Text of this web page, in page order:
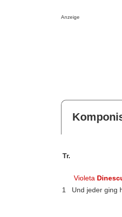
Anzeige
Tr.
Violeta
1
Und jeder ging